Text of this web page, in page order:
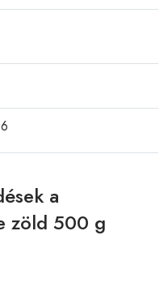
a
zöld 500 g